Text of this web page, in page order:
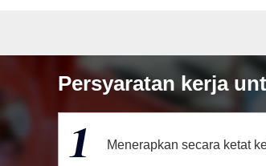
Persyaratan kerja
Menerapkan secara ketat